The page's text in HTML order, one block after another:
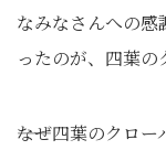
なみなさんへの感
ったのが、四葉の
――なぜ四葉のクロ